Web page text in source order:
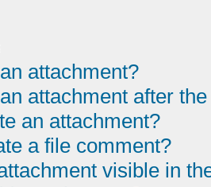
attachment?
attachment after
an attachment?
a file comment?
visible in